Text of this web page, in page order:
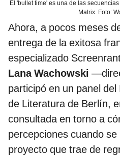
El 'bullet time' es una de las
Matrix. Foto:
Ahora, a pocos meses
entrega de la exitosa
especializado
Lana Wachowski
participó en un panel
de Literatura de Berlín,
consultada en torno a
percepciones cuando
proyecto que trae de